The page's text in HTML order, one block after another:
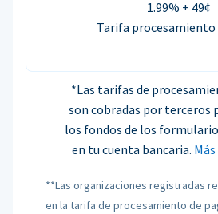
1.99% + 49¢
Tarifa procesamiento
*Las tarifas de
son cobradas por terceros
los fondos de los
en tu cuenta bancaria.
**Las organizaciones registradas
en la tarifa de procesamiento de